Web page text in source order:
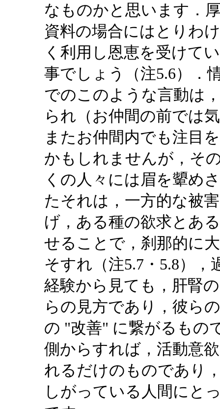
なものかと思います．
資料の場合にはとりわ
く利用し恩恵を受けて
事でしょう（注5.6）．
でのこのような言動は
られ（お仲間の前では
またお仲間内でも注目
かもしれませんが，そ
くの人々には眉を顰め
たそれは，一方的な被
げ，ある種の欲求とあ
せることで，刹那的に
そすれ（注5.7・5.8）
経験から見ても，肝腎
らの見方であり，彼ら
の "改善" に繋がるもの
側からすれば，活動意
れるだけのものであり
しがっている人間にと